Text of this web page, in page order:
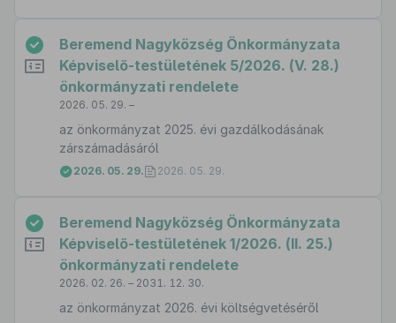
Beremend Nagyközség Önkormányzata
Képviselő-testületének 5/2026. (V. 28.)
önkormányzati rendelete
2026. 05. 29. –
az önkormányzat 2025. évi gazdálkodásának
zárszámadásáról
2026. 05. 29. 2026. 05. 29.
Beremend Nagyközség Önkormányzata
Képviselő-testületének 1/2026. (II. 25.)
önkormányzati rendelete
2026. 02. 26. – 2031. 12. 30.
az önkormányzat 2026. évi költségvetéséről